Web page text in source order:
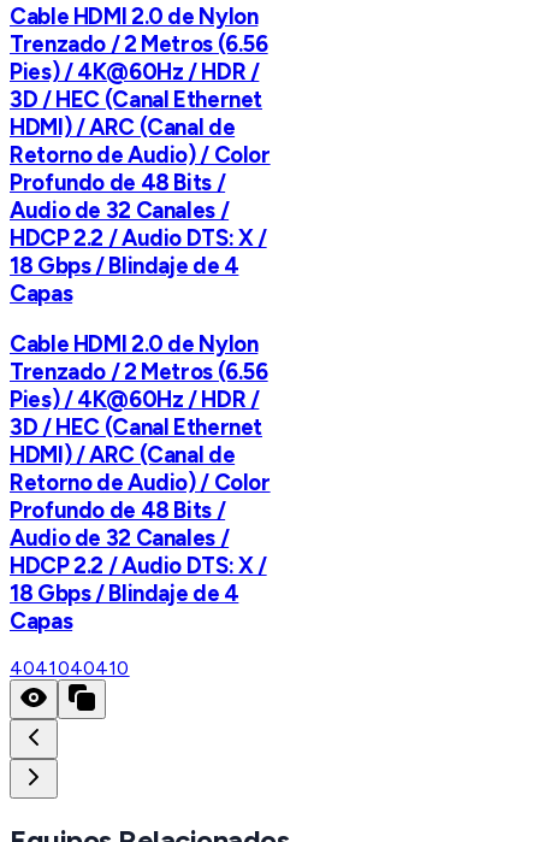
Cable HDMI 2.0 de Nylon
Trenzado / 2 Metros (6.56
Pies) / 4K@60Hz / HDR /
3D / HEC (Canal Ethernet
HDMI) / ARC (Canal de
Retorno de Audio) / Color
Profundo de 48 Bits /
Audio de 32 Canales /
HDCP 2.2 / Audio DTS: X /
18 Gbps / Blindaje de 4
Capas
Cable HDMI 2.0 de Nylon
Trenzado / 2 Metros (6.56
Pies) / 4K@60Hz / HDR /
3D / HEC (Canal Ethernet
HDMI) / ARC (Canal de
Retorno de Audio) / Color
Profundo de 48 Bits /
Audio de 32 Canales /
HDCP 2.2 / Audio DTS: X /
18 Gbps / Blindaje de 4
Capas
4041040410